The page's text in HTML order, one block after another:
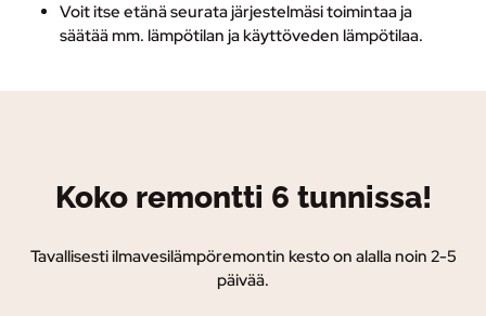
Voit itse etänä seurata järjestelmäsi toimintaa ja
säätää mm. lämpötilan ja käyttöveden lämpötilaa.
Koko remontti 6 tunnissa!
Tavallisesti ilmavesilämpöremontin kesto on alalla noin 2-5
päivää.